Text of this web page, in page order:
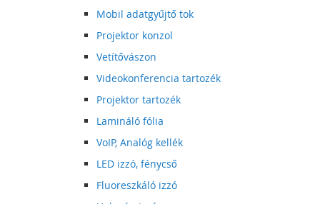
Mobil adatgyűjtő tok
Projektor konzol
Vetítővászon
Videokonferencia tartozék
Projektor tartozék
Lamináló fólia
VoIP, Analóg kellék
LED izzó, fénycső
Fluoreszkáló izzó